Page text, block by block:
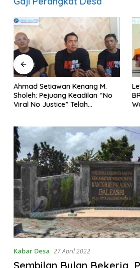
Ahmad Setiawan Kenang M.
Sholeh: Pejuang Keadilan “No
Viral No Justice” Telah
Kabar Desa 27 April 2022
Sembilan Bulan Bekerja,